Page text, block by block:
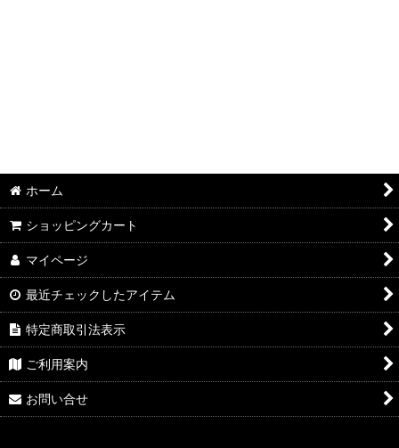
ホーム
ショッピングカート
マイページ
最近チェックしたアイテム
特定商取引法表示
ご利用案内
お問い合せ